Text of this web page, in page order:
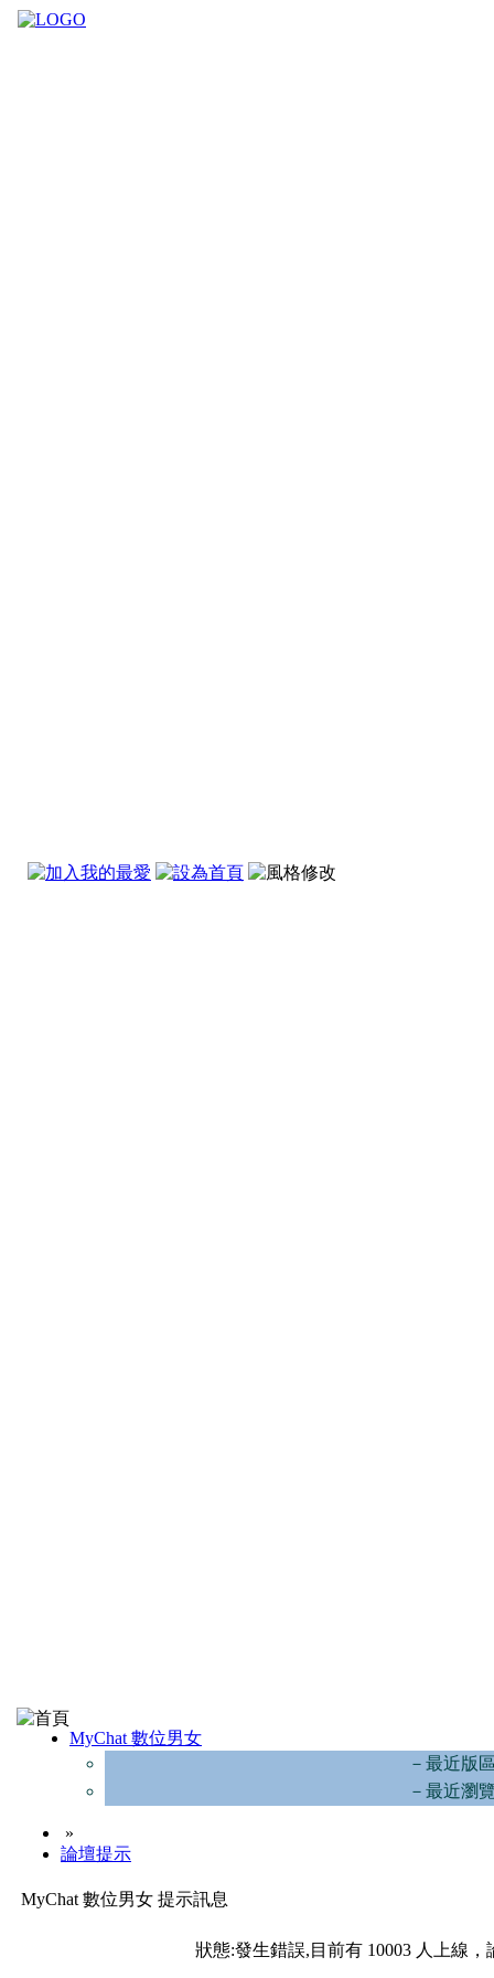
MyChat 數位男女
－最近版
－最近瀏
»
論壇提示
MyChat 數位男女 提示訊息
狀態:發生錯誤,目前有 10003 人上線